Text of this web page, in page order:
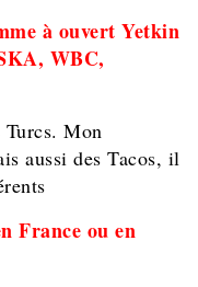
à ouvert Yetkin
WBC,
Turcs. Mon
aussi des Tacos, il
France ou en